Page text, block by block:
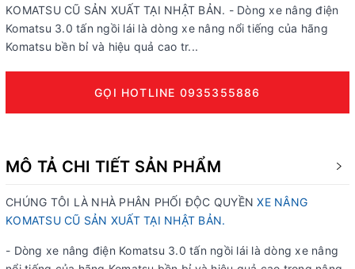
KOMATSU CŨ SẢN XUẤT TẠI NHẬT BẢN. - Dòng xe nâng điện
Komatsu 3.0 tấn ngồi lái là dòng xe nâng nổi tiếng của hãng
Komatsu bền bỉ và hiệu quả cao tr...
GỌI HOTLINE 0935355886
MÔ TẢ CHI TIẾT SẢN PHẨM
CHÚNG TÔI LÀ NHÀ PHÂN PHỐI ĐỘC QUYỀN XE NÂNG
KOMATSU CŨ SẢN XUẤT TẠI NHẬT BẢN.
- Dòng xe nâng điện Komatsu 3.0 tấn ngồi lái là dòng xe nâng